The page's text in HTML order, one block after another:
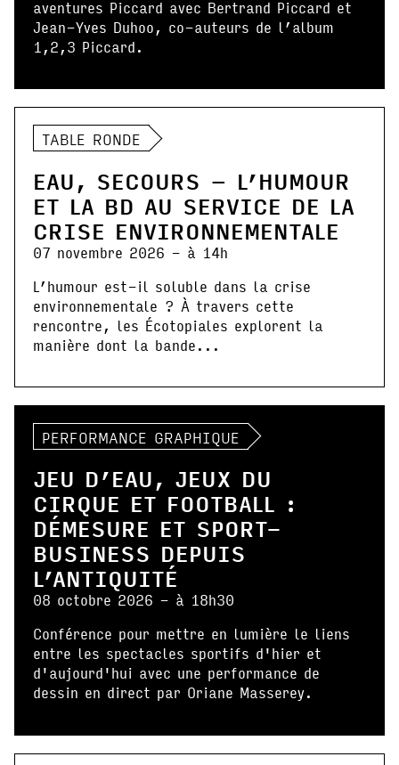
aventures Piccard avec Bertrand Piccard et
Jean-Yves Duhoo, co-auteurs de l’album
1,2,3 Piccard.
TABLE RONDE
EAU, SECOURS – L’HUMOUR
ET LA BD AU SERVICE DE LA
CRISE ENVIRONNEMENTALE
07 novembre 2026 - à 14h
L’humour est-il soluble dans la crise
environnementale ? À travers cette
rencontre, les Écotopiales explorent la
manière dont la bande...
PERFORMANCE GRAPHIQUE
JEU D’EAU, JEUX DU
CIRQUE ET FOOTBALL :
DÉMESURE ET SPORT-
BUSINESS DEPUIS
L’ANTIQUITÉ
08 octobre 2026 - à 18h30
Conférence pour mettre en lumière le liens
entre les spectacles sportifs d'hier et
d'aujourd'hui avec une performance de
dessin en direct par Oriane Masserey.